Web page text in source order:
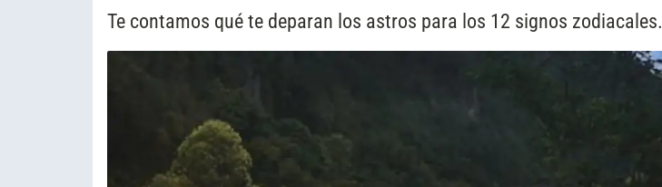
Te contamos qué te deparan los astros para los 12 signos zodiacales.